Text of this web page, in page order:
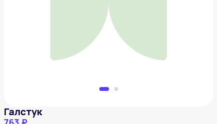
Галстук
763 ₽
Добавить в вишлист
Галстук